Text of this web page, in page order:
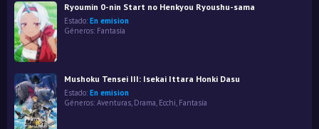
Ryoumin 0-nin Start no Henkyou Ryoushu-sama
Estado: En emision
Géneros: Fantasía
Mushoku Tensei III: Isekai Ittara Honki Dasu
Estado: En emision
Géneros: Aventuras, Drama, Ecchi, Fantasía